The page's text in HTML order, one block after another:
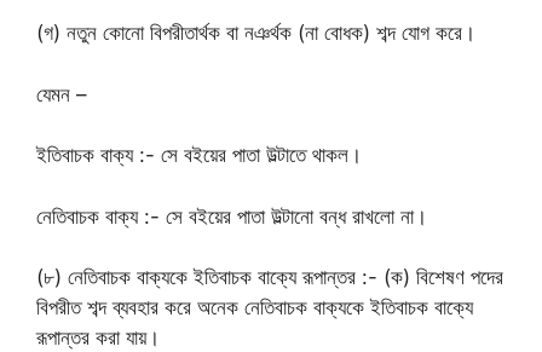
(গ) নতুন কোনো বিপরীতার্থক বা নঞর্থক (না বোধক) শব্দ যোগ করে।
যেমন –
ইতিবাচক বাক্য :- সে বইয়ের পাতা উল্টাতে থাকল।
নেতিবাচক বাক্য :- সে বইয়ের পাতা উল্টানো বন্ধ রাখলো না।
(৮) নেতিবাচক বাক্যকে ইতিবাচক বাক্যে রূপান্তর :- (ক) বিশেষণ পদের
বিপরীত শব্দ ব্যবহার করে অনেক নেতিবাচক বাক্যকে ইতিবাচক বাক্যে
রূপান্তর করা যায়।